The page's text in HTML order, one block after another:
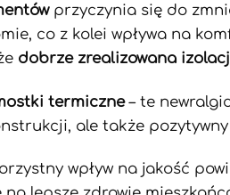
przyczynia się do
co z kolei wpływa na
dobrze zrealizowana
termiczne– te
ale także pozytywny
wpływ na jakość